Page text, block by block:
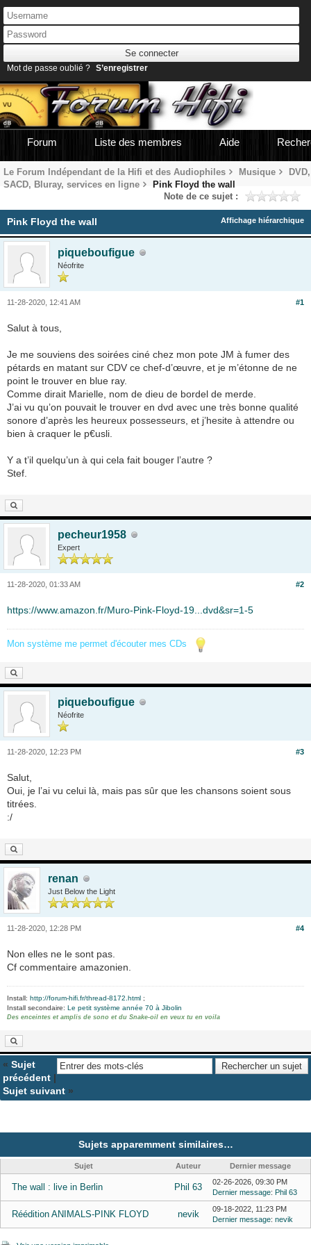
Mot de passe oublié ? S’enregistrer
Forum Liste des membres Aide
Le Forum Indépendant de la Hifi et des Audiophiles Musique
DVD,
SACD, Bluray, services en ligne
Pink Floyd the wall
Note de ce sujet :
Affichage hiérarchique
Pink Floyd the wall
piqueboufigue
Néofrite
#1
11-28-2020, 12:41 AM
Salut à tous,
Je me souviens des soirées ciné chez mon pote JM à fumer des
pétards en matant sur CDV ce chef-d’œuvre, et je m’étonne de ne
point le trouver en blue ray.
Comme dirait Marielle, nom de dieu de bordel de merde.
J’ai vu qu’on pouvait le trouver en dvd avec une très bonne qualité
sonore d’après les heureux possesseurs, et j’hesite à attendre ou
bien à craquer le p€usli.
Y a t’il quelqu’un à qui cela fait bouger l’autre ?
Stef.
pecheur1958
Expert
#2
11-28-2020, 01:33 AM
https://www.amazon.fr/Muro-Pink-Floyd-19...dvd&sr=1-5
Mon système me permet d'écouter mes CDs
piqueboufigue
Néofrite
#3
11-28-2020, 12:23 PM
Salut,
Oui, je l’ai vu celui là, mais pas sûr que les chansons soient sous
titrées.
:/
renan
Just Below the Light
#4
11-28-2020, 12:28 PM
Non elles ne le sont pas.
Cf commentaire amazonien.
Install: http://forum-hifi.fr/thread-8172.html ;
Install secondaire: Le petit système année 70 à Jibolin
Des enceintes et amplis de sono et du Snake-oil en veux tu en voila
« Sujet
précédent |
Sujet suivant »
Sujets apparemment similaires…
Sujet Auteur Dernier message
The wall : live in Berlin Phil 63
02-26-2026, 09:30 PM
Dernier message: Phil 63
Réédition ANIMALS-PINK FLOYD nevik
09-18-2022, 11:23 PM
Dernier message: nevik